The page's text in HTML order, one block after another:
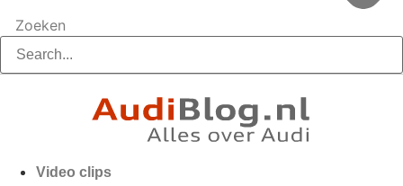
Zoeken
Video clips